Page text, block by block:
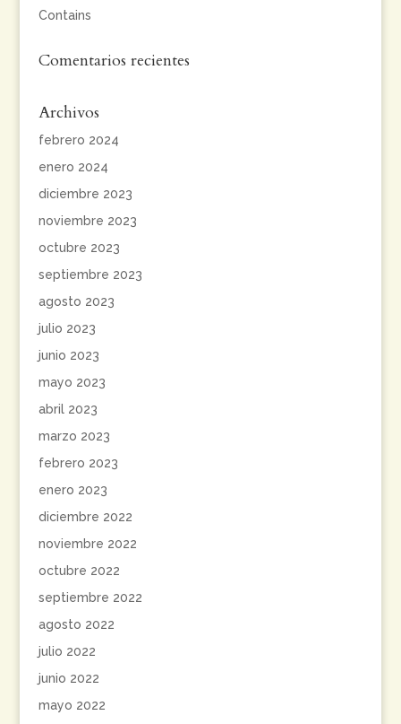
Contains
Comentarios recientes
Archivos
febrero 2024
enero 2024
diciembre 2023
noviembre 2023
octubre 2023
septiembre 2023
agosto 2023
julio 2023
junio 2023
mayo 2023
abril 2023
marzo 2023
febrero 2023
enero 2023
diciembre 2022
noviembre 2022
octubre 2022
septiembre 2022
agosto 2022
julio 2022
junio 2022
mayo 2022